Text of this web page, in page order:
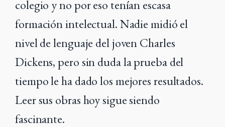
colegio y no por eso tenían escasa
formación intelectual. Nadie midió el
nivel de lenguaje del joven Charles
Dickens, pero sin duda la prueba del
tiempo le ha dado los mejores resultados.
Leer sus obras hoy sigue siendo
fascinante.